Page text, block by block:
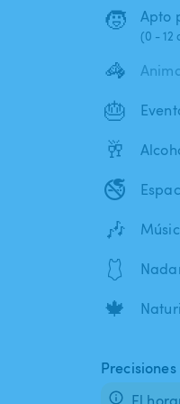
🧒 Apto
(0 - 12
🦓
🎂
🥂
🚭
🎶
🩱
🍁